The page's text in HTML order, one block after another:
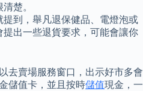
楚。
到，舉凡退保健品、電燈泡或
出一些退貨要求，可能會讓你
去賣場服務窗口，出示好市多會
儲值卡，並且按時儲值現金，一